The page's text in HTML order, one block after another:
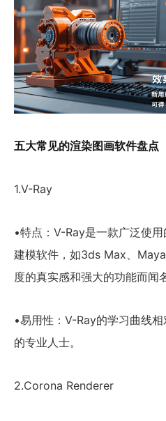
五大常见的渲染图画软件盘点
1.V-Ray
•特点：V-Ray是一款广泛使
建模软件，如3ds Max、
度的真实感和强大的功能而闻
•易用性：V-Ray的学习曲线
的专业人士。
2.Corona Renderer